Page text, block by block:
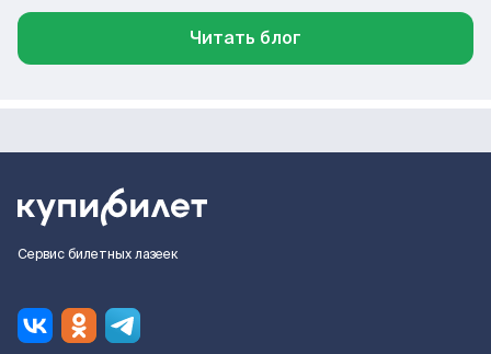
Читать блог
Сервис билетных лазеек